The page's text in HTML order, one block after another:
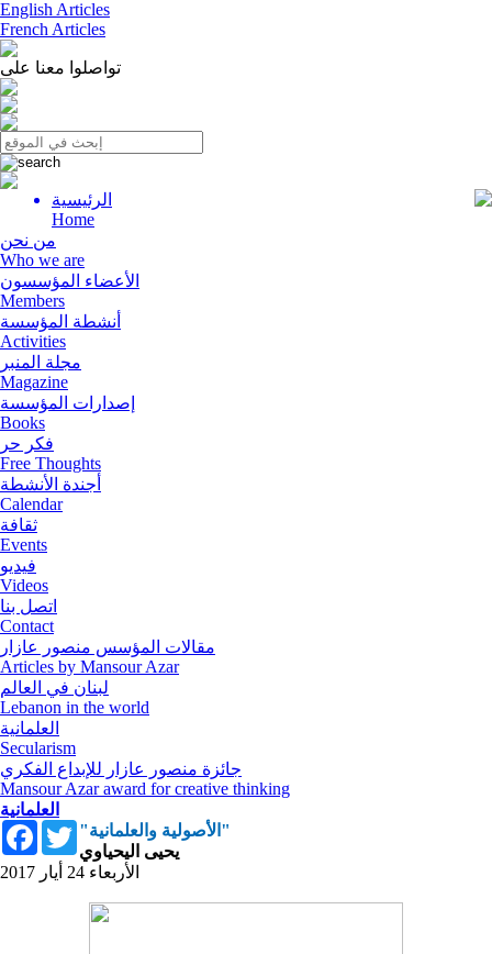
English Articles
French Articles
تواصلوا معنا على
Menu
الرئيسية
Home
من نحن
Who we are
الأعضاء المؤسسون
Members
أنشطة المؤسسة
Activities
مجلة المنبر
Magazine
إصدارات المؤسسة
Books
فكر حر
Free Thoughts
أجندة الأنشطة
Calendar
ثقافة
Events
فيديو
Videos
اتصل بنا
Contact
مقالات المؤسس منصور عازار
Articles by Mansour Azar
لبنان في العالم
Lebanon in the world
العلمانية
Secularism
جائزة منصور عازار للإبداع الفكري
Mansour Azar award for creative thinking
العلمانية
FacebookTwitter
"الأصولية والعلمانية"
يحيى اليحياوي
الأربعاء 24 أيار 2017